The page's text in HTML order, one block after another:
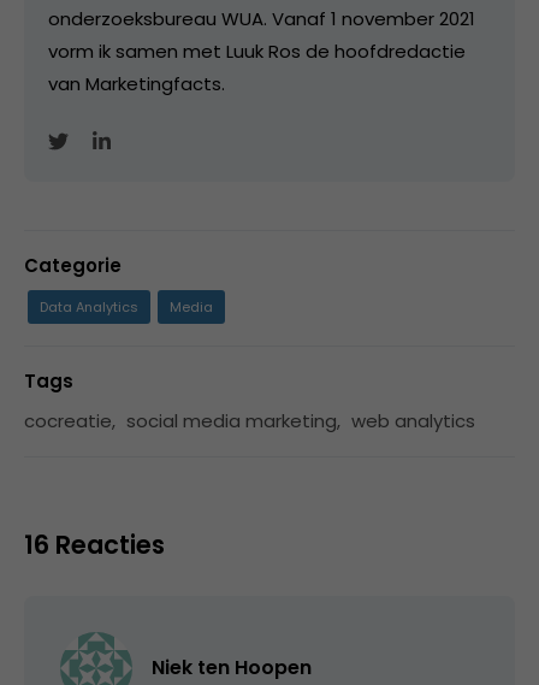
onderzoeksbureau WUA. Vanaf 1 november 2021
vorm ik samen met Luuk Ros de hoofdredactie
van Marketingfacts.
Categorie
Data Analytics Media
Tags
cocreatie, social media marketing, web analytics
16 Reacties
Niek ten Hoopen